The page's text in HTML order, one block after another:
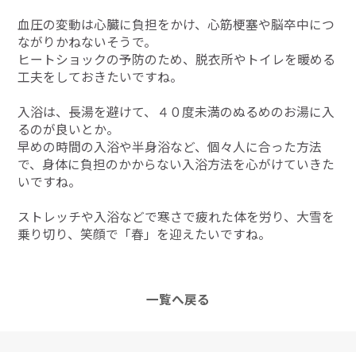
血圧の変動は心臓に負担をかけ、心筋梗塞や脳卒中につ
ながりかねないそうで。
ヒートショックの予防のため、脱衣所やトイレを暖める
工夫をしておきたいですね。
入浴は、長湯を避けて、４０度未満のぬるめのお湯に入
るのが良いとか。
早めの時間の入浴や半身浴など、個々人に合った方法
で、身体に負担のかからない入浴方法を心がけていきた
いですね。
ストレッチや入浴などで寒さで疲れた体を労り、大雪を
乗り切り、笑顔で「春」を迎えたいですね。
一覧へ戻る